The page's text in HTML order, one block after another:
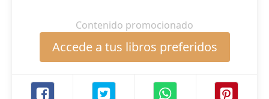
Contenido promocionado
Accede a tus libros preferidos